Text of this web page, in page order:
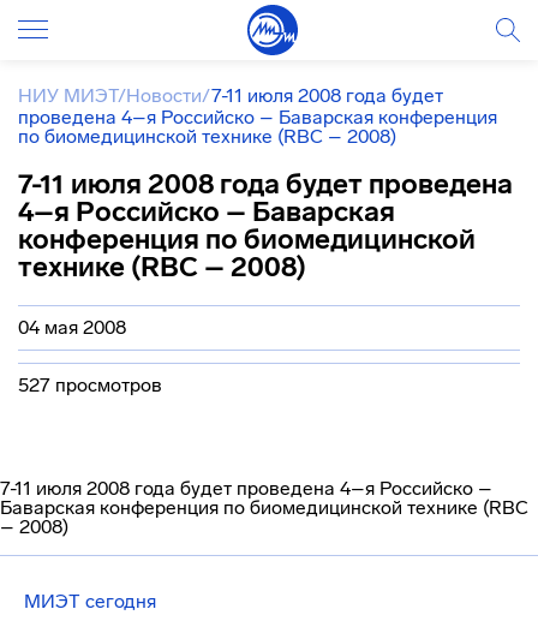
НИУ МИЭТ/Новости/7-11 июля 2008 года будет
проведена 4–я Российско – Баварская конференция
по биомедицинской технике (RBC – 2008)
7-11 июля 2008 года будет проведена
4–я Российско – Баварская
конференция по биомедицинской
технике (RBC – 2008)
04 мая 2008
527 просмотров
7-11 июля 2008 года будет проведена 4–я Российско –
Баварская конференция по биомедицинской технике (RBC
– 2008)
МИЭТ сегодня